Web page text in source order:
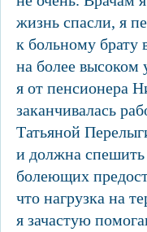
жизнь спасли, я
к больному брату
на более
я от пенсионера
заканчивалась
Татьяной
и должна спешить
болеющих
что нагрузка на
я зачастую